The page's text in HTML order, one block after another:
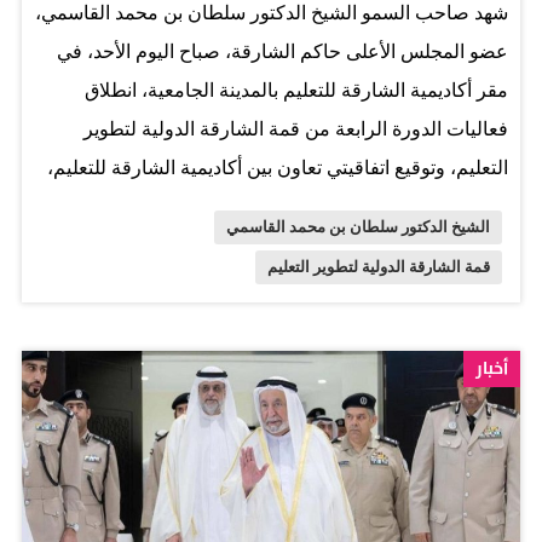
ثلاث آليات، الأولى تفصل الحب عن القش، والثانية تقوم
بتجميع القش، والأخيرة تضغط قش القمح وتحوله إلى بالات.
وألقى الدكتور خليفة مصبح الطنيجي، رئيس دائرة الزراعة
والثروة الحيوانية، الرئيس التنفيذي لمؤسسة الشارقة للإنتاج
الزراعي والحيواني «اكتفاء»، كلمة أشاد فيها بجهود صاحب
السمو حاكم الشارقة…
شهد صاحب السمو الشيخ الدكتور سلطان بن محمد القاسمي،
عضو المجلس الأعلى حاكم الشارقة، صباح اليوم الأحد، في
مقر أكاديمية الشارقة للتعليم بالمدينة الجامعية، انطلاق
فعاليات الدورة الرابعة من قمة الشارقة الدولية لتطوير
التعليم، وتوقيع اتفاقيتي تعاون بين أكاديمية الشارقة للتعليم،
المؤسسات التعليمية الخاصة. آفاق واعدة وتهدف القمة، التي
تنظمها أكاديمية الشارقة للتعليم وهيئة الشارقة للتعليم
الخاص، تحت شعار «آفاقٌ واعدة»، وتستمر لمدة يومين، إلى
استكشاف استراتيجيات مبتكرة عبر دراسة الأساليب
والممارسات الرائدة التي تسهم في تحسين مخرجات التعليم،
الشيخ الدكتور سلطان بن محمد القاسمي
قمة الشارقة الدولية لتطوير التعليم
أخبار